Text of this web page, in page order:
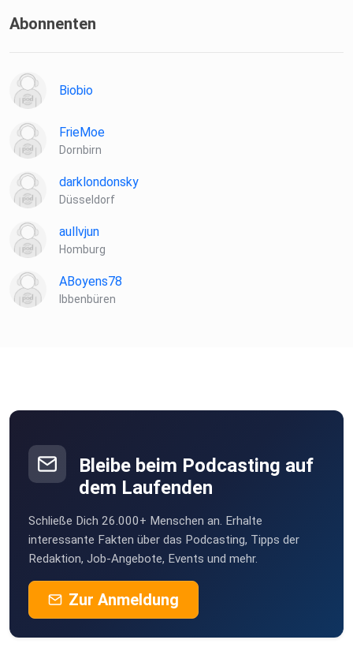
Abonnenten
Biobio
FrieMoe
Dornbirn
darklondonsky
Düsseldorf
aullvjun
Homburg
ABoyens78
Ibbenbüren
Bleibe beim Podcasting auf
dem Laufenden
Schließe Dich 26.000+ Menschen an. Erhalte
interessante Fakten über das Podcasting, Tipps der
Redaktion, Job-Angebote, Events und mehr.
Zur Anmeldung